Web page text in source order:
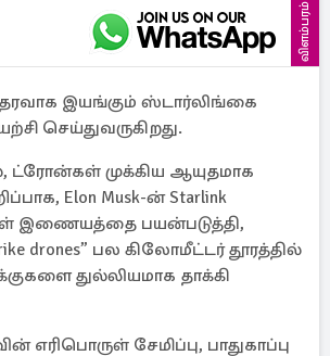
விளம்பரம்
இயங்கும் ஸ்டார்லிங்கை
செய்துவருகிறது.
ட்ரோன்கள் முக்கிய ஆயுதமாக
Elon Musk-ன் Starlink
இணையத்தை பயன்படுத்தி,
drones” பல கிலோமீட்டர் தூரத்தில்
துல்லியமாக தாக்கி
எரிபொருள் சேமிப்பு, பாதுகாப்பு